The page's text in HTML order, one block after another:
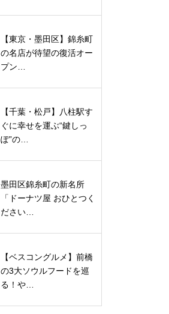
【東京・墨田区】錦糸町
の名店が待望の復活オー
プン…
【千葉・松戸】八柱駅す
ぐに幸せを運ぶ“鍵しっ
ぽ”の…
墨田区錦糸町の新名所
「ドーナツ屋 おひとつく
ださい…
【ベスコングルメ】前橋
の3大ソウルフードを巡
る！や…